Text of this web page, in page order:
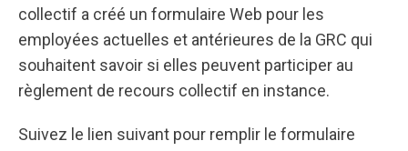
collectif a créé un formulaire Web pour les
employées actuelles et antérieures de la GRC qui
souhaitent savoir si elles peuvent participer au
règlement de recours collectif en instance.
Suivez le lien suivant pour remplir le formulaire